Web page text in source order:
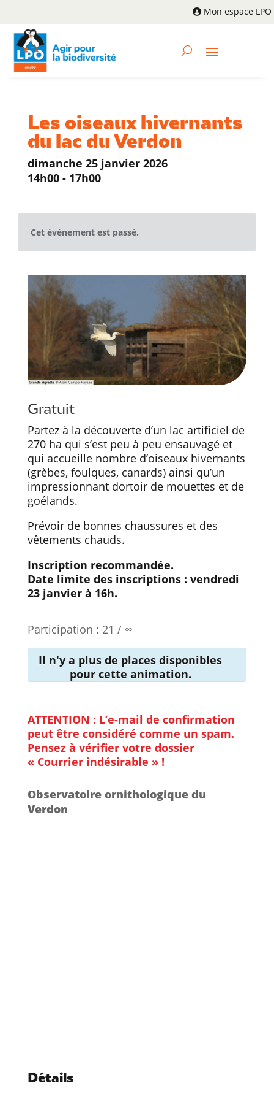
Mon espace LPO
Les oiseaux hivernants
du lac du Verdon
dimanche 25 janvier 2026
14h00 - 17h00
Cet événement est passé.
Gratuit
Partez à la découverte d’un lac artificiel de
270 ha qui s’est peu à peu ensauvagé et
qui accueille nombre d’oiseaux hivernants
(grèbes, foulques, canards) ainsi qu’un
impressionnant dortoir de mouettes et de
goélands.
Prévoir de bonnes chaussures et des
vêtements chauds.
Inscription recommandée.
Date limite des inscriptions : vendredi
23 janvier à 16h.
Participation : 21 / ∞
Il n'y a plus de places disponibles
pour cette animation.
ATTENTION : L’e-mail de confirmation
peut être considéré comme un spam.
Pensez à vérifier votre dossier
« Courrier indésirable » !
Observatoire ornithologique du
Verdon
Détails